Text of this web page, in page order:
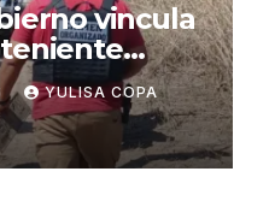
vincula
de
YULISA COPA